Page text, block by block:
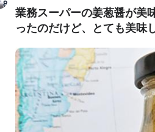
業務スーパーの姜葱醤が美
ったのだけど、とても美味